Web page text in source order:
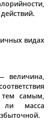
видах
величина,
самым,
ли масса